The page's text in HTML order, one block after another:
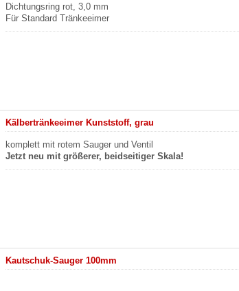
Dichtungsring rot, 3,0 mm
Für Standard Tränkeeimer
Kälbertränkeeimer Kunststoff, grau
komplett mit rotem Sauger und Ventil
Jetzt neu mit größerer, beidseitiger Skala!
Kautschuk-Sauger 100mm